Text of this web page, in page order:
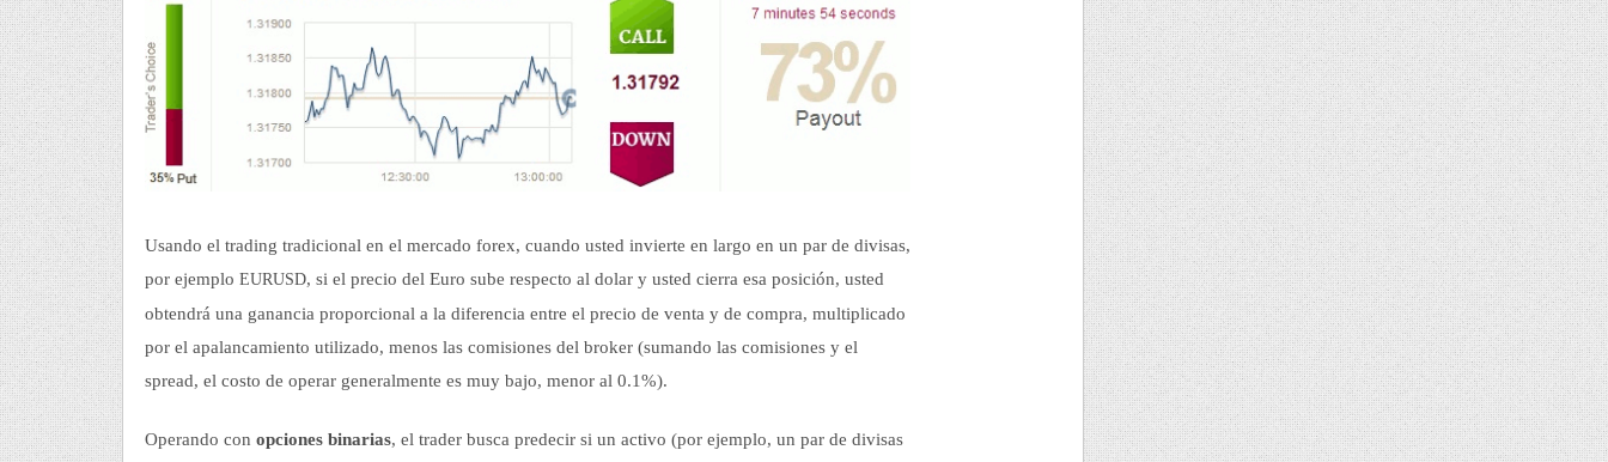
r
e
.
n
e
t
P
A
L
a
q
u
í
Usando el trading tradicional en el mercado forex, cuando usted invierte en largo en un par de divisas,
por ejemplo EURUSD, si el precio del Euro sube respecto al dolar y usted cierra esa posición, usted
obtendrá una ganancia proporcional a la diferencia entre el precio de venta y de compra, multiplicado
por el apalancamiento utilizado, menos las comisiones del broker (sumando las comisiones y el
spread, el costo de operar generalmente es muy bajo, menor al 0.1%).
Operando con opciones binarias, el trader busca predecir si un activo (por ejemplo, un par de divisas